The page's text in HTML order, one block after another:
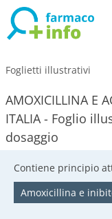
Foglietti illustrativi
AMOXICILLINA E
ITALIA - Foglio
dosaggio
Contiene principio
Amoxicillina e